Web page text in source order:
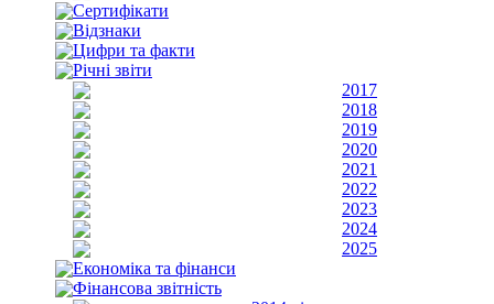
Сертифікати
Відзнаки
Цифри та факти
Річні звіти
2017
2018
2019
2020
2021
2022
2023
2024
2025
Економіка та фінанси
Фінансова звітність